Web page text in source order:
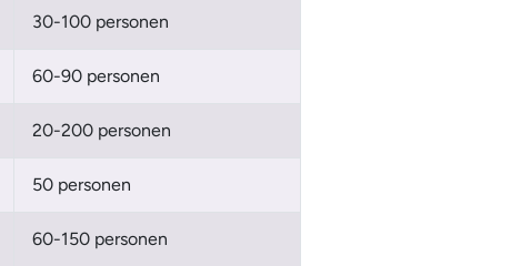
30-100 personen
60-90 personen
20-200 personen
50 personen
60-150 personen